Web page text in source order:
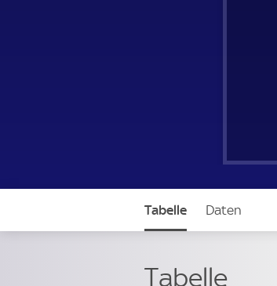
Tabelle Daten
Tabelle